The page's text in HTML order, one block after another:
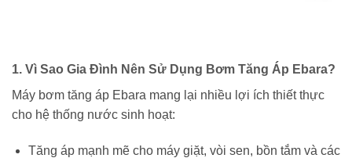
1. Vì Sao Gia Đình Nên Sử Dụng Bơm Tăng Áp Ebara?
Máy bơm tăng áp Ebara mang lại nhiều lợi ích thiết thực
cho hệ thống nước sinh hoạt:
Tăng áp mạnh mẽ cho máy giặt, vòi sen, bồn tắm và các